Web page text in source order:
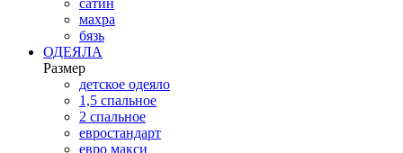
сатин
махра
бязь
ОДЕЯЛА
Размер
детское одеяло
1,5 спальное
2 спальное
евростандарт
евро макси